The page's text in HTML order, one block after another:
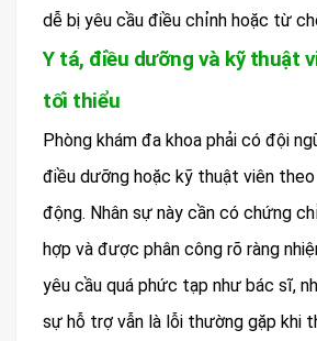
dễ bị yêu cầu điều chỉnh hoặc từ
Y tá, điều dưỡng và kỹ thuật
tối thiểu
Phòng khám đa khoa phải có đội
điều dưỡng hoặc kỹ thuật viên
động. Nhân sự này cần có chứng
hợp và được phân công rõ ràng
yêu cầu quá phức tạp như bác sĩ,
sự hỗ trợ vẫn là lỗi thường gặp khi